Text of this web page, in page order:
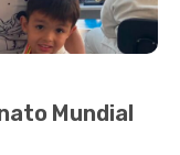
Mundial